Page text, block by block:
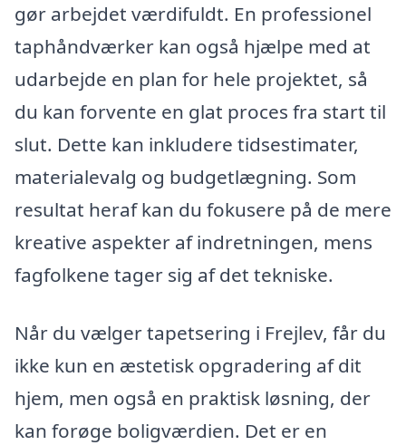
gør arbejdet værdifuldt. En professionel
taphåndværker kan også hjælpe med at
udarbejde en plan for hele projektet, så
du kan forvente en glat proces fra start til
slut. Dette kan inkludere tidsestimater,
materialevalg og budgetlægning. Som
resultat heraf kan du fokusere på de mere
kreative aspekter af indretningen, mens
fagfolkene tager sig af det tekniske.
Når du vælger tapetsering i Frejlev, får du
ikke kun en æstetisk opgradering af dit
hjem, men også en praktisk løsning, der
kan forøge boligværdien. Det er en